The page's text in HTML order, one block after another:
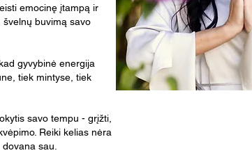
emocinę įtampą ir
buvimą savo
gyvybinė energija
tiek mintyse, tiek
savo tempu - grįžti,
Reiki kelias nėra
sau.